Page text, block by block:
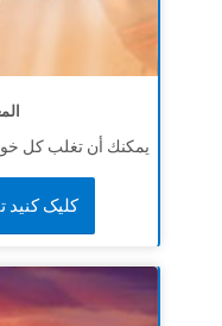
يمكنك أن تغلب كل
کلیک کنید